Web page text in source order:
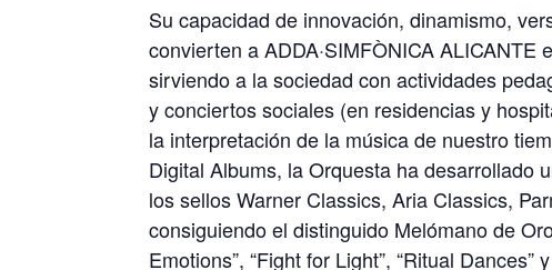
Su capacidad de innovación, dinamismo,
convierten a ADDA·SIMFÒNICA
sirviendo a la sociedad con actividades
y conciertos sociales (en residencias y
la interpretación de la música de nuestro
Digital Albums, la Orquesta ha desarrollado
los sellos Warner Classics, Aria Classics,
consiguiendo el distinguido Melómano de
Emotions”, “Fight for Light”, “Ritual